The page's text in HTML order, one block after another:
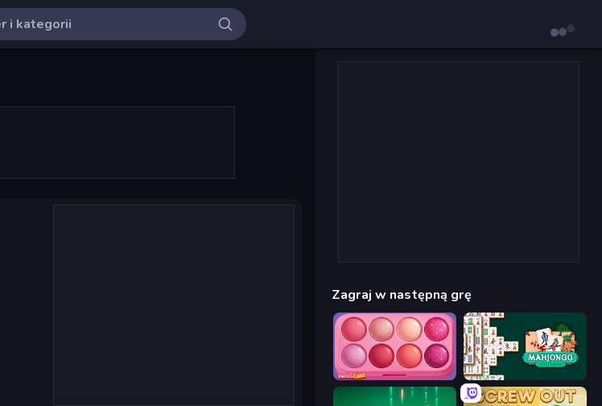
Zagraj w następną grę
Piece of Cake: Merge and Bake Mahjongg Solitaire